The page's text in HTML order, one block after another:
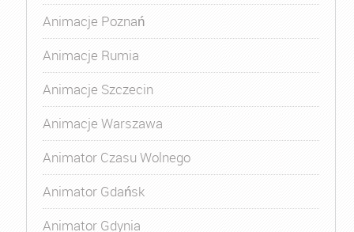
Animacje Poznań
Animacje Rumia
Animacje Szczecin
Animacje Warszawa
Animator Czasu Wolnego
Animator Gdańsk
Animator Gdynia